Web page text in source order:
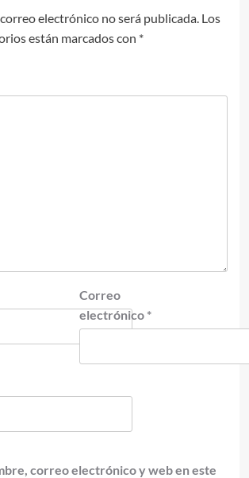
electrónico no será publicada. Los
están marcados con *
Correo
electrónico *
correo electrónico y web en este